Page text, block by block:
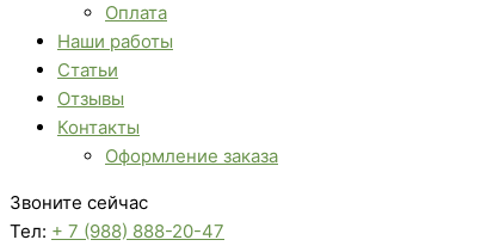
Оплата
Наши работы
Статьи
Отзывы
Контакты
Оформление заказа
Звоните сейчас
Тел: + 7 (988) 888-20-47